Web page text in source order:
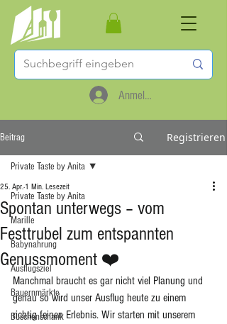
Anmelden
Beitrag Registrieren
Private Taste by Anita
Marille
Babynahrung
Ausflugsziel
Bauernmärkte
Buschenschank
Private Taste by Anita
Spontan unterwegs – vom
Festtrubel zum entspannten
Genussmoment ❤️
25. Apr. 1 Min. Lesezeit
Manchmal braucht es gar nicht viel Planung und
genau so wird unser Ausflug heute zu einem
richtig feinen Erlebnis. Wir starten mit unserem